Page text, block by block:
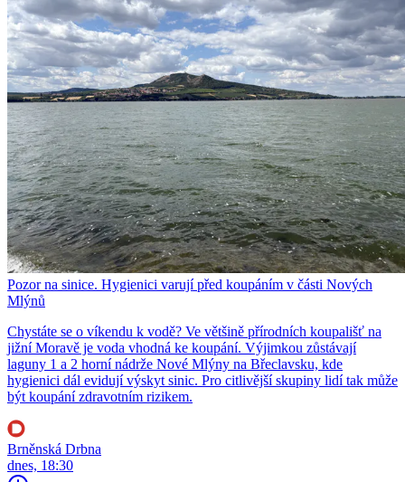
Pozor na sinice. Hygienici varují před koupáním v části Nových
Mlýnů
Chystáte se o víkendu k vodě? Ve většině přírodních koupališť na
jižní Moravě je voda vhodná ke koupání. Výjimkou zůstávají
laguny 1 a 2 horní nádrže Nové Mlýny na Břeclavsku, kde
hygienici dál evidují výskyt sinic. Pro citlivější skupiny lidí tak může
být koupání zdravotním rizikem.
Brněnská Drbna
dnes, 18:30